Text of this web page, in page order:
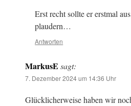
Erst recht sollte er erstmal
plaudern…
Antworten
MarkusE sagt:
7. Dezember 2024 um 14:36 Uhr
Glücklicherweise haben wir